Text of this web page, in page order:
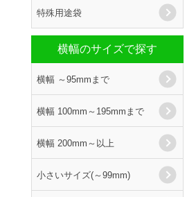
特殊用途袋
横幅のサイズで探す
横幅 ～95mmまで
横幅 100mm～195mmまで
横幅 200mm～以上
小さいサイズ(～99mm)